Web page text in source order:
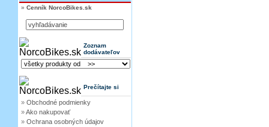
» Cenník NorcoBikes.sk
Zoznam
dodávateľov
Prečítajte si
» Obchodné podmienky
»Ako nakupovať
» Ochrana osobných údajov